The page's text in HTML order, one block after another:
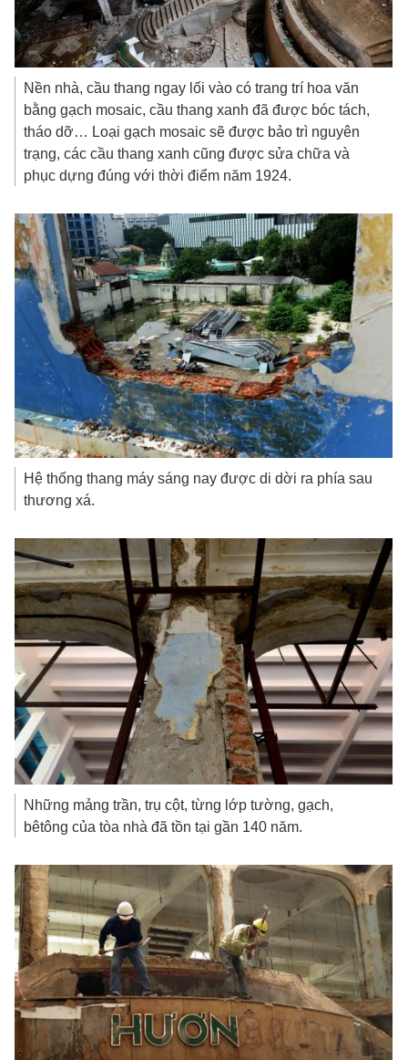
Nền nhà, cầu thang ngay lối vào có trang trí hoa văn
bằng gạch mosaic, cầu thang xanh đã được bóc tách,
tháo dỡ… Loại gạch mosaic sẽ được bảo trì nguyên
trạng, các cầu thang xanh cũng được sửa chữa và
phục dựng đúng với thời điểm năm 1924.
Hệ thống thang máy sáng nay được di dời ra phía sau
thương xá.
Những mảng trần, trụ cột, từng lớp tường, gạch,
bêtông của tòa nhà đã tồn tại gần 140 năm.